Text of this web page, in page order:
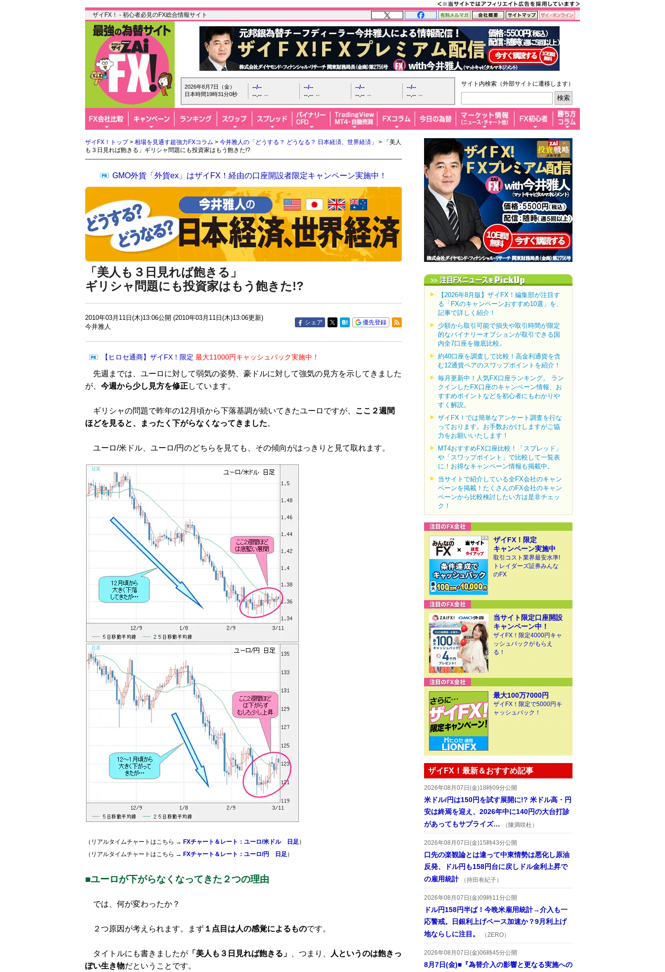
ザイFX！ - 初心者必見のFX総合情報サイト
2026年8月7日（金）
日本時間19時31分1秒
--/--
--.-- --
--/--
--.-- --
--/--
--.-- --
--/--
--.-- --
サイト内検索（外部サイトに遷移します）
ザイFX！トップ> 相場を見通す超強力FXコラム > 今井雅人の「どうする？ どうなる？ 日本経済、世界経済」
> 「美人
も３日見れば飽きる」ギリシャ問題にも投資家はもう飽きた!?
GMO外貨「外貨ex」はザイFX！経由の口座開設者限定キャンペーン実施中！
「美人も３日見れば飽きる」
ギリシャ問題にも投資家はもう飽きた!?
2010年03月11日(木)13:06公開 (2010年03月11日(木)13:06更新)
今井雅人
シェア 優先登録
【ヒロセ通商】ザイFX！限定 最大11000円キャッシュバック実施中！
先週までは、ユーロに対して弱気の姿勢、豪ドルに対して強気の見方を示してきました
が、 今週から少し見方を修正しています。
ギリシャの問題で昨年の12月頃から下落基調が続いてきたユーロですが、 ここ２週間
ほどを見ると、まったく下がらなくなってきました。
ユーロ/米ドル、ユーロ/円のどちらを見ても、その傾向がはっきりと見て取れます。
（リアルタイムチャートはこちら → FXチャート＆レート：ユーロ/米ドル 日足）
（リアルタイムチャートはこちら → FXチャート＆レート：ユーロ/円 日足）
■ユーロが下がらなくなってきた２つの理由
では、何が変わったか？
２つ原因が考えられます。まず １点目は人の感覚によるものです。
タイトルにも書きましたが 「美人も３日見れば飽きる」 、つまり、
人というのは飽きっ
ぽい生き物だということです。
【2026年8月版】ザイFX！編集部が注目す
る「FXのキャンペーンおすすめ10選」を、
記事で詳しく紹介！
少額から取引可能で損失や取引時間が限定
的なバイナリーオプションが取引できる国
内全7口座を徹底比較。
約40口座を調査して比較！高金利通貨を含
む12通貨ペアのスワップポイントを紹介！
毎月更新中！人気FX口座ランキング。 ラン
クインしたFX口座のキャンペーン情報、お
すすめポイントなどを初心者にもわかりや
すく解説。
ザイFX！では簡単なアンケート調査を行な
っております。お手数おかけしますがご協
力をお願いいたします！
MT4おすすめFX口座比較！「スプレッド」
や「スワップポイント」で比較して一覧表
に！お得なキャンペーン情報も掲載中。
当サイトで紹介している全FX会社のキャン
ペーンを掲載！たくさんのFX会社のキャン
ペーンから比較検討したい方は是非チェッ
ク！
ザイFX！限定
キャンペーン実施中
取引コスト業界最安水準!
トレイダーズ証券みんな
のFX
当サイト限定口座開設
キャンペーン中！
ザイFX！限定4000円キャ
ッシュバックがもらえ
る！
最大100万7000円
ザイFX！限定で5000円キ
ャッシュバック！
ザイFX！最新＆おすすめ記事
2026年08月07日(金)18時09分公開
米ドル/円は150円を試す展開に!? 米ドル高・円
安は終焉を迎え、2026年中に140円の大台打診
があってもサプライズ…
（陳満咲杜）
2026年08月07日(金)15時43分公開
口先の楽観論とは違って中東情勢は悪化し原油
反発、ドル円も158円台に戻しドル金利上昇で
の雇用統計
（持田有紀子）
2026年08月07日(金)09時11分公開
ドル円158円半ば！今晩米雇用統計→介入も一
応警戒。日銀利上げペース加速か？9月利上げ
地ならしに注目。
（ZERO）
2026年08月07日(金)06時45分公開
8月7日(金)■『為替介入の影響と更なる実施への